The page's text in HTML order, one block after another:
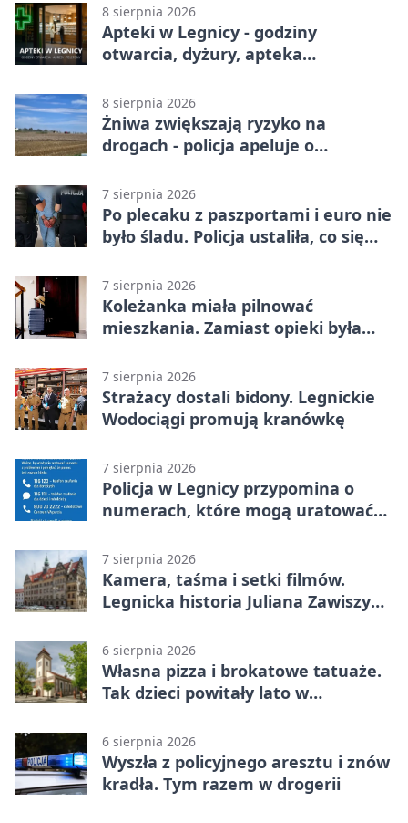
meczu w Legnicy
8 sierpnia 2026
Apteki w Legnicy - godziny
otwarcia, dyżury, apteka
8 sierpnia 2026
Żniwa zwiększają ryzyko na
drogach - policja apeluje o
7 sierpnia 2026
Po plecaku z paszportami i euro nie
było śladu. Policja ustaliła, co się
7 sierpnia 2026
Koleżanka miała pilnować
mieszkania. Zamiast opieki była
7 sierpnia 2026
Strażacy dostali bidony. Legnickie
Wodociągi promują kranówkę
7 sierpnia 2026
Policja w Legnicy przypomina o
numerach, które mogą uratować
7 sierpnia 2026
Kamera, taśma i setki filmów.
Legnicka historia Juliana Zawiszy
6 sierpnia 2026
Własna pizza i brokatowe tatuaże.
Tak dzieci powitały lato w
6 sierpnia 2026
Wyszła z policyjnego aresztu i znów
kradła. Tym razem w drogerii